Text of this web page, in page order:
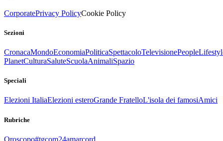
CorporatePrivacy PolicyCookie Policy
Sezioni
CronacaMondoEconomiaPoliticaSpettacoloTelevisionePeople
PlanetCulturaSaluteScuolaAnimaliSpazio
Speciali
Elezioni ItaliaElezioni esteroGrande FratelloL'isola dei famosiAmici
Rubriche
Oroscopo#tgcom24amarcord